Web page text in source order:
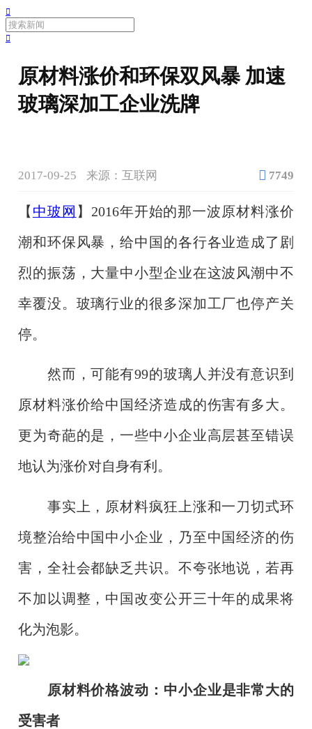


原材料涨价和环保双风暴 加速
玻璃深加工企业洗牌
2017-09-25 来源：互联网  7749
【 中玻网 】2016年开始的那一波原材料涨价
潮和环保风暴，给中国的各行各业造成了剧
烈的振荡，大量中小型企业在这波风潮中不
幸覆没。玻璃行业的很多深加工厂也停产关
停。
然而，可能有99的玻璃人并没有意识到
原材料涨价给中国经济造成的伤害有多大。
更为奇葩的是，一些中小企业高层甚至错误
地认为涨价对自身有利。
事实上，原材料疯狂上涨和一刀切式环
境整治给中国中小企业，乃至中国经济的伤
害，全社会都缺乏共识。不夸张地说，若再
不加以调整，中国改变公开三十年的成果将
化为泡影。
原材料价格波动：中小企业是非常大的
受害者